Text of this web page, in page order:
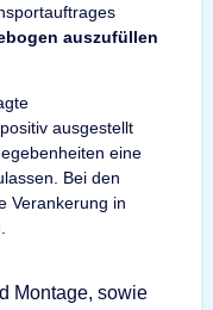
auszufüllen
ausgestellt
eine
Bei den
Verankerung in
Montage, sowie